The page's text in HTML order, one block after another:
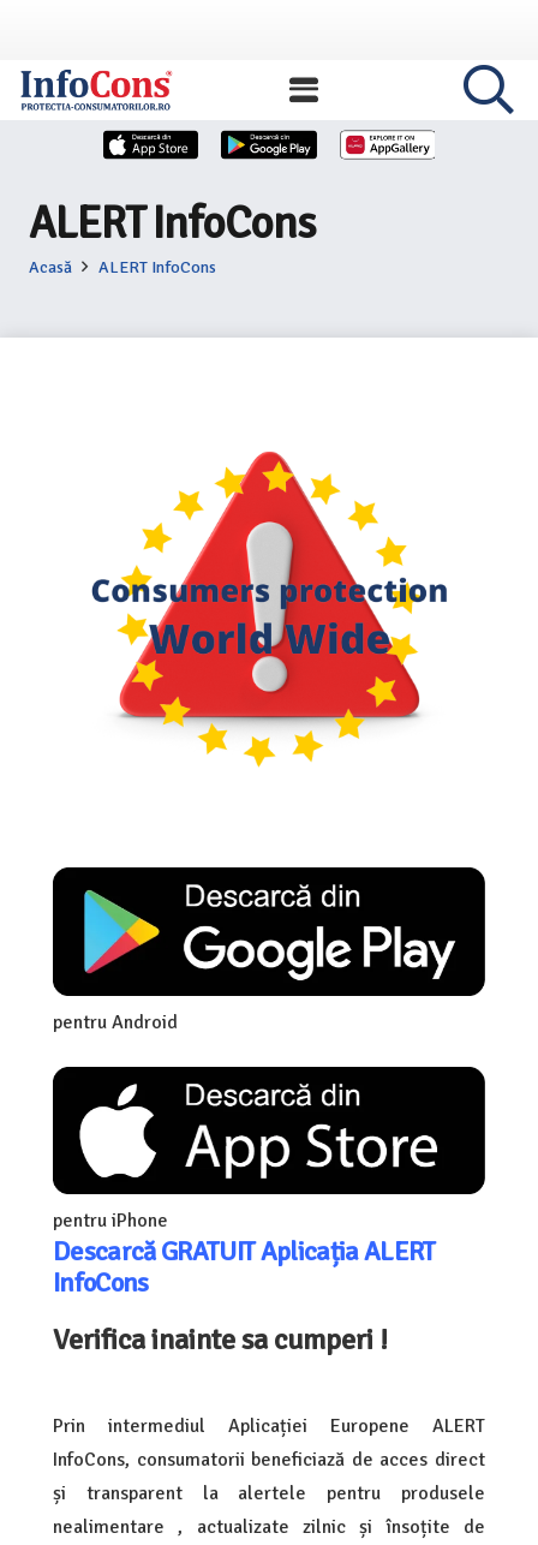
ALERT InfoCons
Acasă ALERT InfoCons
pentru Android
pentru iPhone
Descarcă GRATUIT Aplicația ALERT
InfoCons
Verifica inainte sa cumperi !
Prin intermediul Aplicației Europene ALERT
InfoCons, consumatorii beneficiază de acces direct
și transparent la alertele pentru produsele
nealimentare , actualizate zilnic și însoțite de